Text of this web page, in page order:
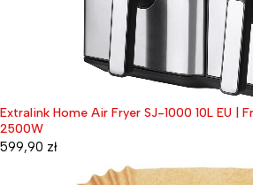
Extralink Home Air Fryer SJ-1000 10L EU |
2500W
599,90 zł